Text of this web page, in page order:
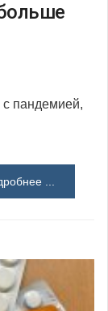
с пандемией,
...